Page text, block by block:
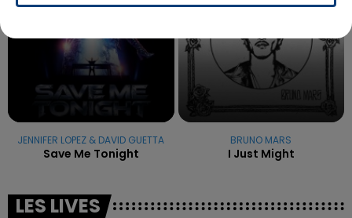
JENNIFER LOPEZ & DAVID GUETTA
Save Me Tonight
BRUNO MARS
I Just Might
LES LIVES